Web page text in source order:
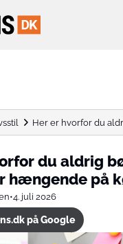
Her er hvorfor du
du aldrig
hængende på
•4. juli 2026
på Google